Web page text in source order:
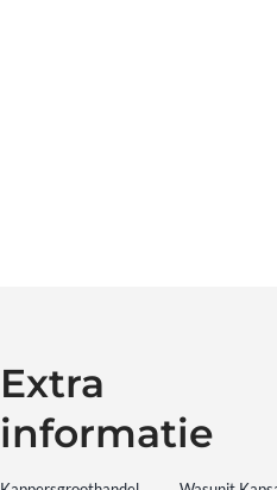
Extra
informatie